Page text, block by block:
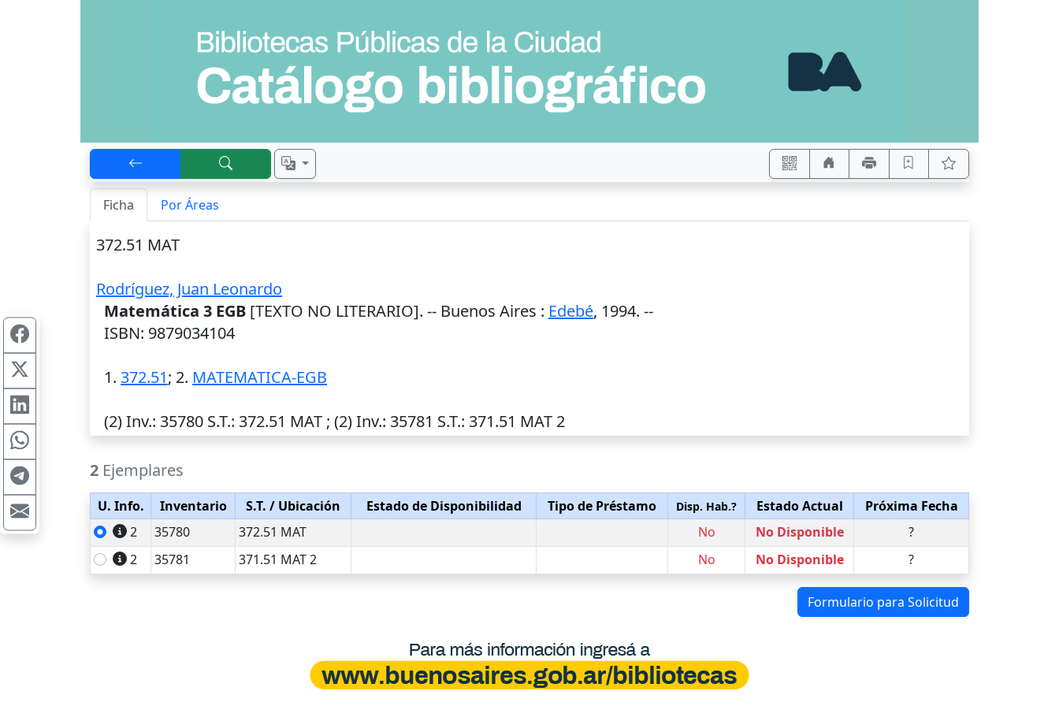
Ficha Por Áreas
372.51 MAT
Rodríguez, Juan Leonardo
Matemática 3 EGB [TEXTO NO LITERARIO]. -- Buenos Aires : Edebé, 1994. --
ISBN: 9879034104
1. 372.51; 2. MATEMATICA-EGB
(2)Inv.: 35780 S.T.: 372.51 MAT ; (2)Inv.: 35781 S.T.: 371.51 MAT 2
2 Ejemplares
U. Info. Inventario S.T. / Ubicación Estado de Disponibilidad Tipo de Préstamo Disp. Hab.? Estado Actual
Próxima Fecha
2
35780 372.51 MAT No No Disponible
?
2
35781 371.51 MAT 2 No No Disponible ?
Formulario para Solicitud